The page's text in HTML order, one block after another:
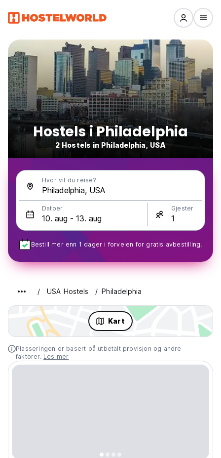
Hostels i Philadelphia
2 Hostels in Philadelphia, USA
Hvor vil du reise?
Datoer Gjester
Bestill mer enn 1 dager i forveien for gratis avbestilling.
USA Hostels Philadelphia
Kart
Plasseringen er basert på utbetalt provisjon og andre
faktorer. Les mer